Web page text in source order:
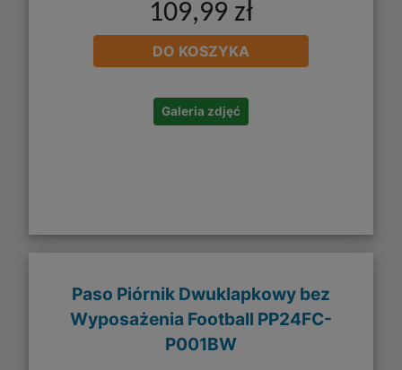
109,99 zł
DO KOSZYKA
Galeria zdjęć
Paso Piórnik Dwuklapkowy bez
Wyposażenia Football PP24FC-
P001BW